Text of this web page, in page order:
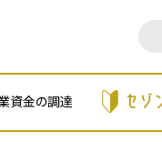
資金の調達